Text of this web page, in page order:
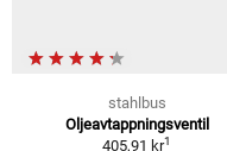
stahlbus
Oljeavtappningsventil
405,91 kr1